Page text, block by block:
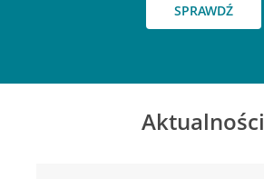
SPRAWDŹ
Aktualności